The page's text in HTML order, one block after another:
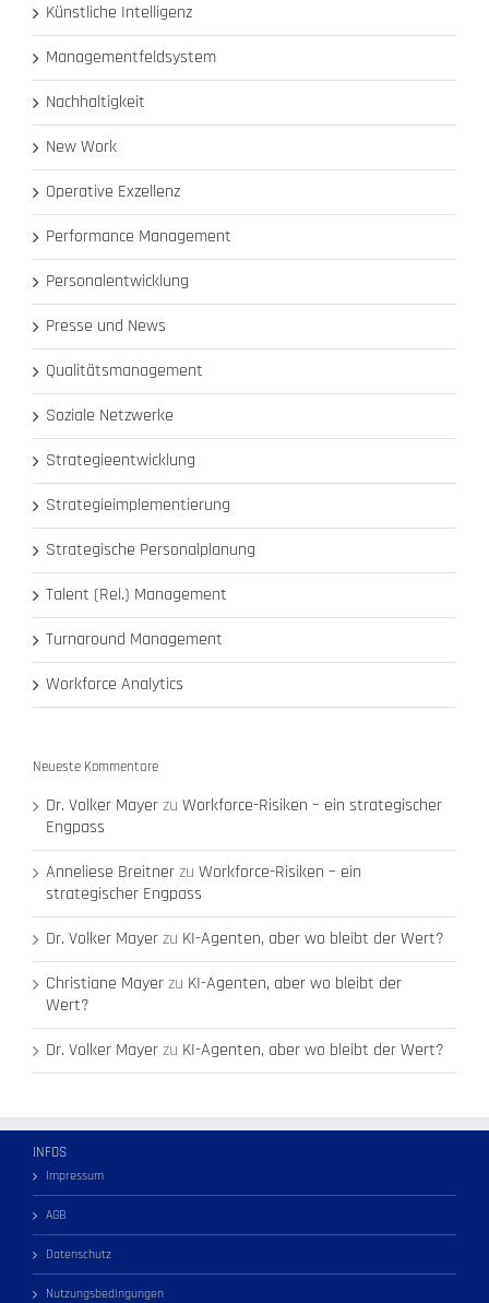
Künstliche Intelligenz
Managementfeldsystem
Nachhaltigkeit
New Work
Operative Exzellenz
Performance Management
Personalentwicklung
Presse und News
Qualitätsmanagement
Soziale Netzwerke
Strategieentwicklung
Strategieimplementierung
Strategische Personalplanung
Talent (Rel.) Management
Turnaround Management
Workforce Analytics
Neueste Kommentare
Dr. Volker Mayerzu Workforce-Risiken – ein strategischer
Engpass
Anneliese Breitnerzu Workforce-Risiken – ein
strategischer Engpass
Dr. Volker Mayerzu KI-Agenten, aber wo bleibt der Wert?
Christiane Mayerzu KI-Agenten, aber wo bleibt der
Wert?
Dr. Volker Mayerzu KI-Agenten, aber wo bleibt der Wert?
INFOS
Impressum
AGB
Datenschutz
Nutzungsbedingungen